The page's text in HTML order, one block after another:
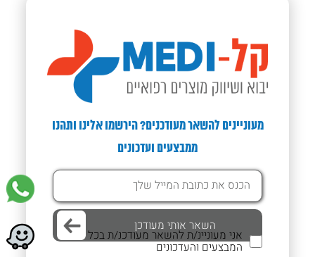
מעוניינים להשאר מעודכנים? הירשמו אלינו ותהנו
ממבצעים ועדכונים
אני מעוניינ/ת להשאר מעודכנ/ת בכל
המבצעים והעדכונים